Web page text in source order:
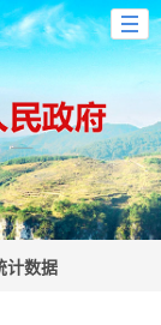
计数据